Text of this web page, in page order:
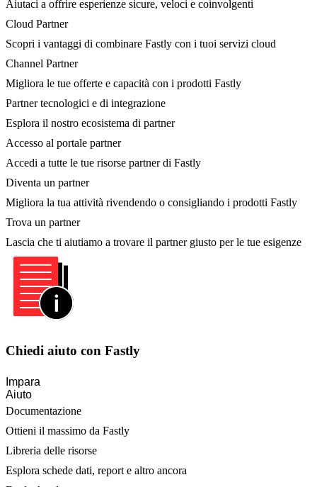
Aiutaci a offrire esperienze sicure, veloci e coinvolgenti
Cloud Partner
Scopri i vantaggi di combinare Fastly con i tuoi servizi cloud
Channel Partner
Migliora le tue offerte e capacità con i prodotti Fastly
Partner tecnologici e di integrazione
Esplora il nostro ecosistema di partner
Accesso al portale partner
Accedi a tutte le tue risorse partner di Fastly
Diventa un partner
Migliora la tua attività rivendendo o consigliando i prodotti Fastly
Trova un partner
Lascia che ti aiutiamo a trovare il partner giusto per le tue esigenze
Chiedi aiuto con Fastly
Impara
Aiuto
Documentazione
Ottieni il massimo da Fastly
Libreria delle risorse
Esplora schede dati, report e altro ancora